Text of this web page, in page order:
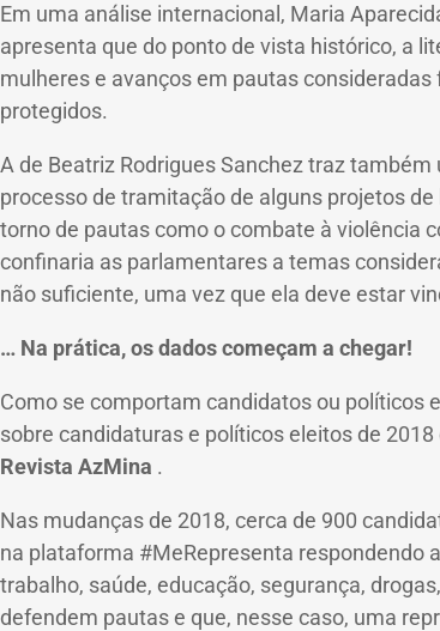
Em uma análise internacional, Maria
apresenta que do ponto de vista histórico, a
mulheres e avanços em pautas
protegidos.
A de Beatriz Rodrigues Sanchez traz
processo de tramitação de alguns projetos
torno de pautas como o combate à violência
confinaria as parlamentares a temas
não suficiente, uma vez que ela deve estar
… Na prática, os dados começam a chegar!
Como se comportam candidatos ou políticos
sobre candidaturas e políticos eleitos de
Revista AzMina .
Nas mudanças de 2018, cerca de 900
na plataforma #MeRepresenta respondendo
trabalho, saúde, educação, segurança,
defendem pautas e que, nesse caso, uma